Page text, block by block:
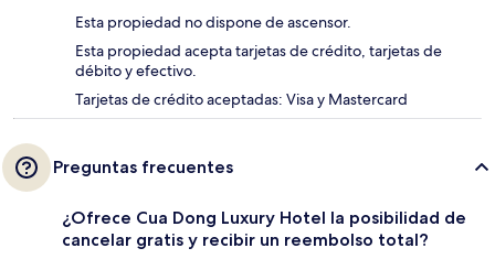
Esta propiedad no dispone de ascensor.
Esta propiedad acepta tarjetas de crédito, tarjetas de
débito y efectivo.
Tarjetas de crédito aceptadas: Visa y Mastercard
Preguntas frecuentes
¿Ofrece Cua Dong Luxury Hotel la posibilidad de
cancelar gratis y recibir un reembolso total?